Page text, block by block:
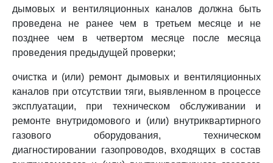
дымовых и вентиляционных каналов должна быть
проведена не ранее чем в третьем месяце и не
позднее чем в четвертом месяце после месяца
проведения предыдущей проверки;
очистка и (или) ремонт дымовых и вентиляционных
каналов при отсутствии тяги, выявленном в процессе
эксплуатации, при техническом обслуживании и
ремонте внутридомового и (или) внутриквартирного
газового оборудования, техническом
диагностировании газопроводов, входящих в состав